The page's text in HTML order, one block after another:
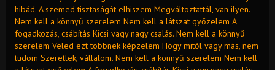
hibád. A szemed tisztaságát elhiszem Megváltoztattál, van ilyen.
Nem kell a könnyű szerelem Nem kell a látszat győzelem A
fogadkozás, csábítás Kicsi vagy nagy csalás. Nem kell a könnyű
szerelem Veled ezt többnek képzelem Hogy mitől vagy más, nem
tudom Szeretlek, vállalom. Nem kell a könnyű szerelem Nem kell